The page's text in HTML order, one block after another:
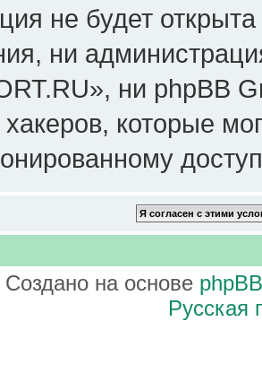
не будет
ни
ни phpBB
которые
Создано на основе phpBB
Русская